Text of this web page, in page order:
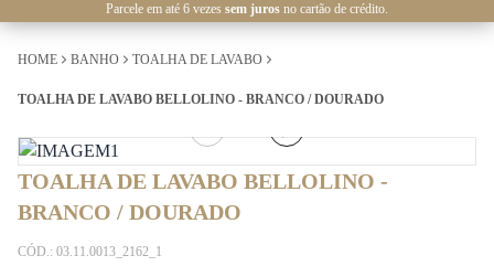
Parcele em até 6 vezes sem juros no cartão de crédito.
HOME BANHO TOALHA DE LAVABO
TOALHA DE LAVABO BELLOLINO - BRANCO / DOURADO
TOALHA DE LAVABO BELLOLINO -
BRANCO / DOURADO
CÓD.: 03.11.0013_2162_1